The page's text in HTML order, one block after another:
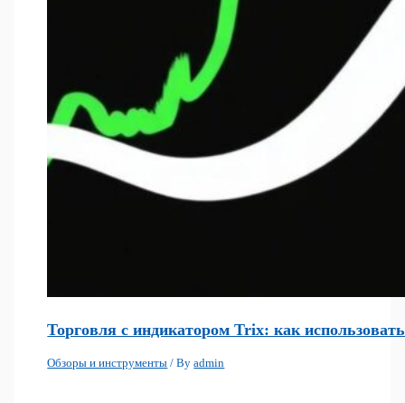
Торговля с индикатором Trix: как
Обзоры и инструменты / Byadmin